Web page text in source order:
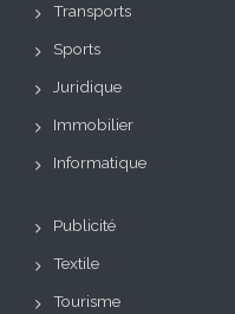
Transports
Sports
Juridique
Immobilier
Informatique
Publicité
Textile
Tourisme